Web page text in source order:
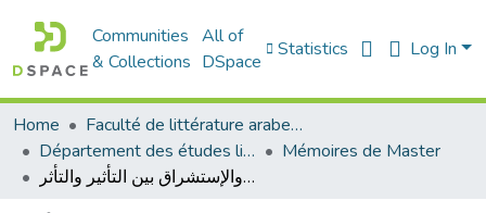
Communities
& Collections
All of
DSpace
Statistics Log In
Home
Faculté de littérature arabe et des arts
Département des études littéraires et critiques
Mémoires de Master
الأدب العربي والإستشراق بين التأثير والتأثر